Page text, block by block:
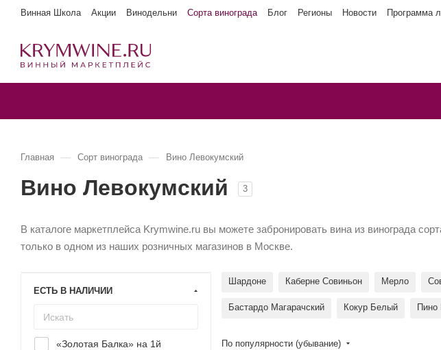
Винная Школа Акции Винодельни Сорта винограда Блог Регионы Новости Программа
Главная — Сорт винограда — Вино Левокумский
Вино Левокумский 3
В каталоге маркетплейса Krymwine.ru вы можете забронировать вина из винограда
только в одном из наших розничных магазинов в Москве.
Шардоне Каберне Совиньон Мерло
Бастардо Магарачский Кокур Белый Пино
По популярности (убывание)
ЕСТЬ В НАЛИЧИИ
«Золотая Балка» на 1й